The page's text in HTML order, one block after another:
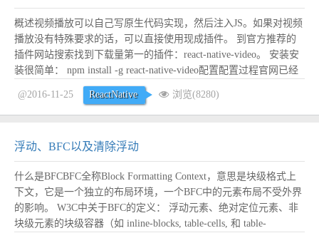
概述视频播放可以自己写原生代码实现，然后注入JS。如果对视频
播放没有特殊要求的话，可以直接使用现成插件。 到官方推荐的
插件网站搜索找到下载量第一的插件：react-native-video。 安装安
装很简单： npm install -g react-native-video配置配置过程官网已经
介绍的很详细了，这里再复述一遍。 首先运行react-native link来链
接react-n...
阅读全文
@2016-11-25 ReactNative 浏览(8280)
浮动、BFC以及清除浮动
什么是BFCBFC全称Block Formatting Context，意思是块级格式上
下文，它是一个独立的布局环境，一个BFC中的元素布局不受外界
的影响。 W3C中关于BFC的定义： 浮动元素、绝对定位元素、非
块级元素的块级容器（如 inline-blocks, table-cells, 和 table-